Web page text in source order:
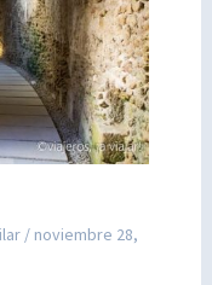
/ noviembre 28,